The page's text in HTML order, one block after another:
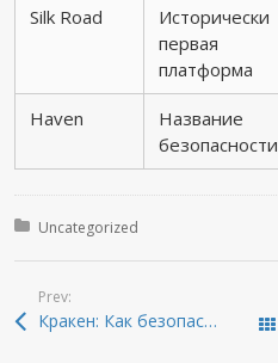
Silk Road
Исторически
первая
платформа
Haven
Название
безопасности
Posted in:
Uncategorized
Prev:
Кракен: Как безопасно войти в даркнет 2026